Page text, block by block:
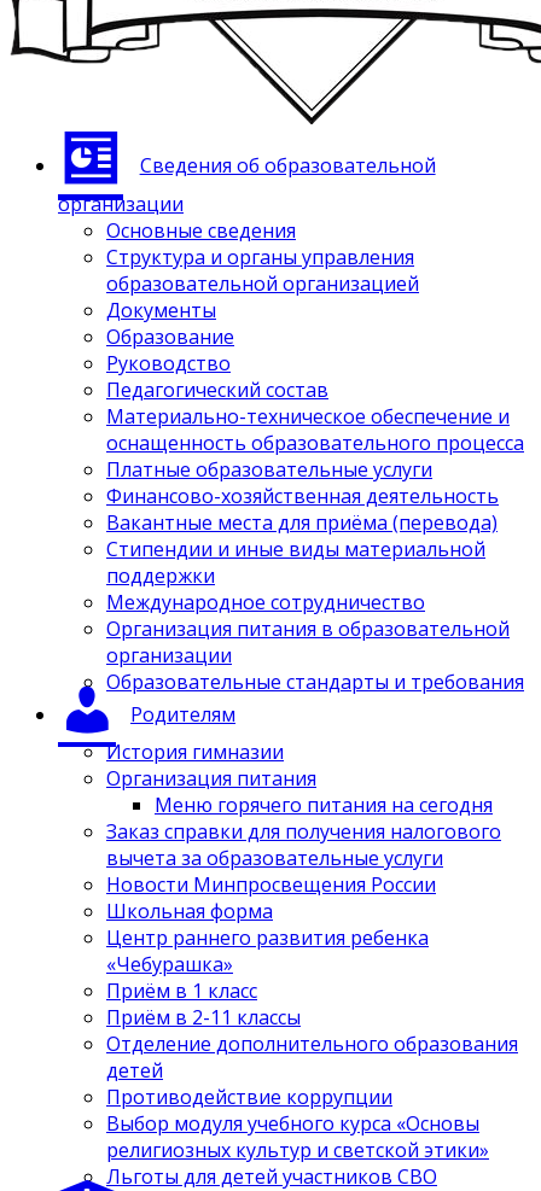
Сведения об образовательной
организации
Основные сведения
Структура и органы управления
образовательной организацией
Документы
Образование
Руководство
Педагогический состав
Материально-техническое обеспечение и
оснащенность образовательного процесса
Платные образовательные услуги
Финансово-хозяйственная деятельность
Вакантные места для приёма (перевода)
Стипендии и иные виды материальной
поддержки
Международное сотрудничество
Организация питания в образовательной
организации
Образовательные стандарты и требования
Родителям
История гимназии
Организация питания
Меню горячего питания на сегодня
Заказ справки для получения налогового
вычета за образовательные услуги
Новости Минпросвещения России
Школьная форма
Центр раннего развития ребенка
«Чебурашка»
Приём в 1 класс
Приём в 2-11 классы
Отделение дополнительного образования
детей
Противодействие коррупции
Выбор модуля учебного курса «Основы
религиозных культур и светской этики»
Льготы для детей участников СВО